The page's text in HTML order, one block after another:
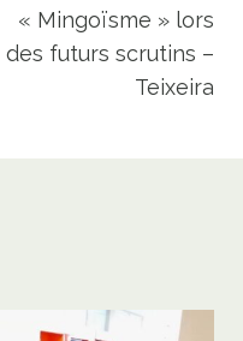
« Mingoïsme » lors
des futurs scrutins –
Teixeira